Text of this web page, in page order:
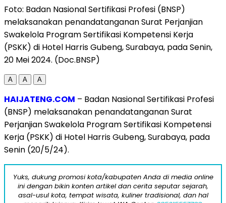
Foto: Badan Nasional Sertifikasi Profesi (BNSP)
melaksanakan penandatanganan Surat Perjanjian
Swakelola Program Sertifikasi Kompetensi Kerja
(PSKK) di Hotel Harris Gubeng, Surabaya, pada Senin,
20 Mei 2024. (Doc.BNSP)
A A A
HAIJATENG.COM – Badan Nasional Sertifikasi Profesi
(BNSP) melaksanakan penandatanganan Surat
Perjanjian Swakelola Program Sertifikasi Kompetensi
Kerja (PSKK) di Hotel Harris Gubeng, Surabaya, pada
Senin (20/5/24).
Yuks, dukung promosi kota/kabupaten Anda di media online
ini dengan bikin konten artikel dan cerita seputar sejarah,
asal-usul kota, tempat wisata, kuliner tradisional, dan hal